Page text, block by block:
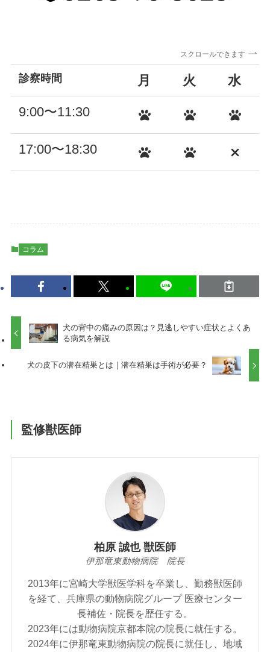
スクロールできます
診察時間 月 火 水
9:00〜11:30
17:00〜18:30
コラム
犬の背中の痛みの原因は？見逃しやすい症状とよくあ
る病気を解説
犬の皮下の潜在精巣とは｜潜在精巣は手術が必要？
監修獣医師
柏原 誠也 獣医師
伊那竜東動物病院 院長
2013年に宮崎大学獣医学科を卒業し、勤務獣医師
を経て、兵庫県の動物病院グループ 医療センター
長補佐・院長を歴任する。
2023年には動物病院京都本院の院長に就任する。
2024年に伊那竜東動物病院の院長に就任し、地域